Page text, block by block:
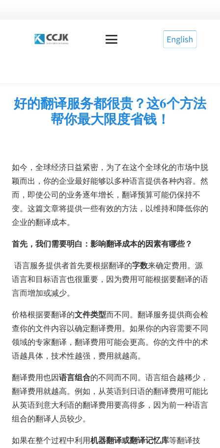
好的翻译服务都很贵？这6个方法
帮你最大限度省钱！
如今，全球经济日益紧密，为了在这个全球化的市场中脱
颖而出，你的企业最好能够以多种语言提供各种内容。然
而，即使公司的业务逐年增长，翻译预算可能仍保持不
变。这篇文章将提供一些有效的方法，以维持和降低你的
企业的翻译成本。
首先，我们需要明白：影响翻译成本的因素有哪些？
语言服务提供者首先要根据翻译的字数来确定费用。源
语言和目标语言也很重要，因为费用可能根据要翻译的语
言而增加或减少。
价格根据要翻译的文件类型而不同。翻译服务提供商会检
查你的文件内容以确定翻译费用。如果你的内容需要不同
领域的专家翻译，翻译费用可能会更高。你的文件中的术
语越具体，技术性越强，费用就越高。
翻译费用也因语言组合的不同而不同。语言组合越稀少，
翻译费用就越高。例如，从英语到日语的翻译费用可能比
从英语到意大利语的翻译费用要高得多，因为前一种语言
组合的翻译人员较少。
如果在整个过程中利用机器翻译或翻译记忆库等翻译技